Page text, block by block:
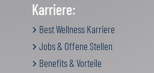
Karriere:
Best Wellness Karriere
Jobs & Offene Stellen
Benefits & Vorteile